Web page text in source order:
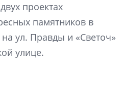
проектах
памятников в
ул. Правды и «Светоч»
улице.